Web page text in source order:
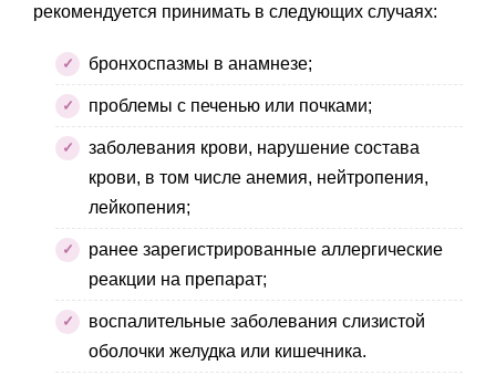
рекомендуется принимать в следующих случаях:
бронхоспазмы в анамнезе;
проблемы с печенью или почками;
заболевания крови, нарушение состава
крови, в том числе анемия, нейтропения,
лейкопения;
ранее зарегистрированные аллергические
реакции на препарат;
воспалительные заболевания слизистой
оболочки желудка или кишечника.